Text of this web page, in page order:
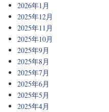
2026年1月
2025年12月
2025年11月
2025年10月
2025年9月
2025年8月
2025年7月
2025年6月
2025年5月
2025年4月